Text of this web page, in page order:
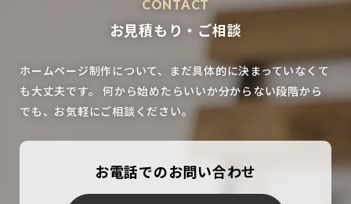
CONTACT
お見積もり・ご相談
ホームページ制作について、まだ具体的に決まっていなくて
も大丈夫です。 何から始めたらいいか分からない段階から
でも、お気軽にご相談ください。
お電話でのお問い合わせ